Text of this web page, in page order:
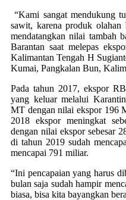
“Kami sangat mendukung
sawit, karena produk
mendatangkan nilai tambah
Barantan saat melepas
Kalimantan Tengah H
Kumai, Pangkalan Bun,
Pada tahun 2017, ekspor
yang keluar melalui
MT dengan nilai ekspor 196
2018 ekspor meningkat
dengan nilai ekspor sebesar
di tahun 2019 sudah
mencapai 791 miliar.
“Ini pencapaian yang harus
bulan saja sudah hampir
biasa, bisa kita bayangkan